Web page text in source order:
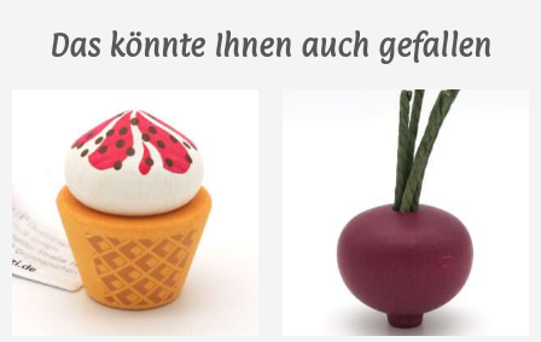
Das könnte Ihnen auch gefallen